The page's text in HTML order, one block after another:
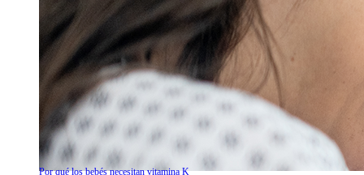
Por qué los bebés necesitan vitamina K